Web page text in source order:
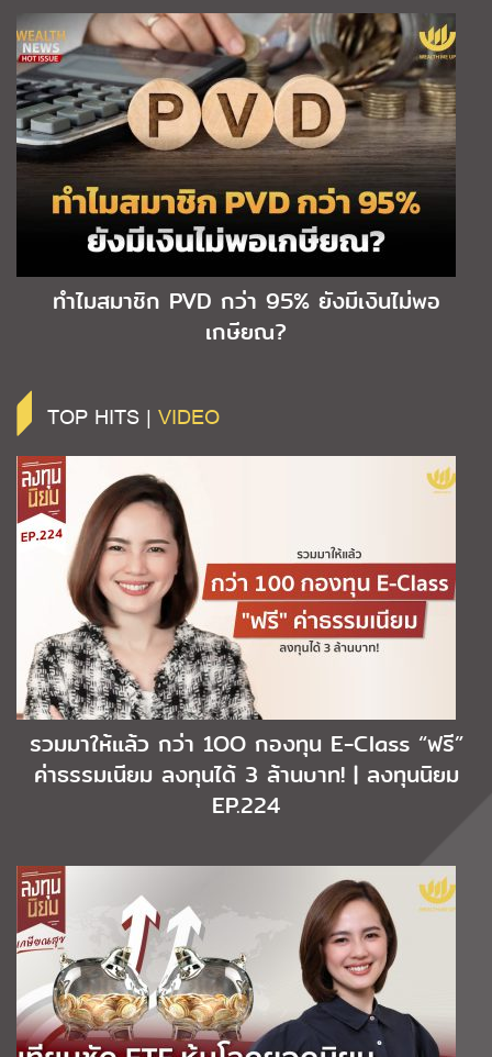
ทำไมสมาชิก PVD กว่า 95% ยังมีเงินไม่พอ
เกษียณ?
TOP HITS | VIDEO
รวมมาให้แล้ว กว่า 1OO กองทุน E-Class “ฟรี”
ค่าธรรมเนียม ลงทุนได้ 3 ล้านบาท! | ลงทุนนิยม
EP.224